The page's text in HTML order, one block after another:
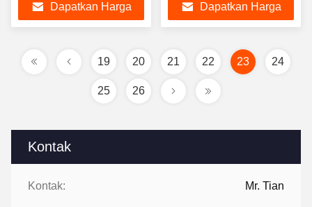
Kontak
Kontak: Mr. Tian
Rolled Sheet
1000mmx200mm
Dapatkan Harga
Lembar Mill Edge
1250mmx2500mm
Dapatkan Harga
19 20 21 22 23 24
25 26